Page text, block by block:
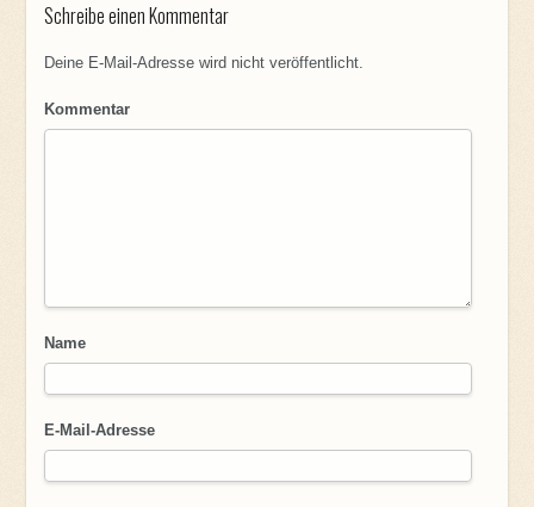
Schreibe einen Kommentar
Deine E-Mail-Adresse wird nicht veröffentlicht.
Kommentar
Name
E-Mail-Adresse